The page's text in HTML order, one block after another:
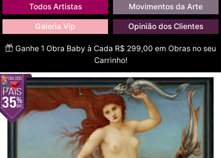
Todos Artistas Movimentos da Arte
Galeria Vip Opinião dos Clientes
Ganhe 1 Obra Baby à Cada R$ 299,00 em Obras no seu
Carrinho!